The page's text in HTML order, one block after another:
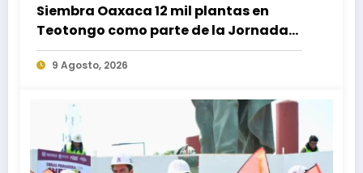
Siembra Oaxaca 12 mil plantas en
Teotongo como parte de la Jornada
Nacional de Reforestación 2026
9 Agosto, 2026